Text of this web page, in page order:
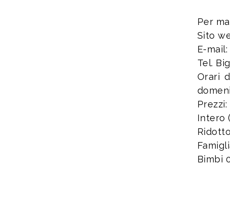
Per
Sito
E-mail:
Tel.
Orari
Prezzi:
Intero
Bimbi